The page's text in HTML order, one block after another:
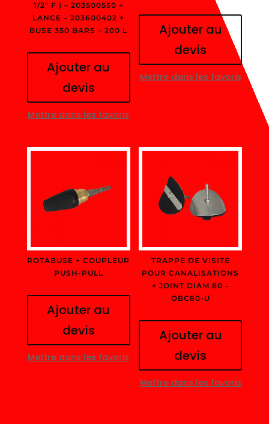
1/2″ F ) – 203500550 +
LANCE – 203600402 +
BUSE 350 BARS – 200 L
Ajouter au
devis
Mettre dans les favoris
Ajouter au
devis
Mettre dans les favoris
ROTABUSE + COUPLEUR
PUSH-PULL
Ajouter au
devis
Mettre dans les favoris
TRAPPE DE VISITE
POUR CANALISATIONS
+ JOINT DIAM 80 –
OBC80-U
Ajouter au
devis
Mettre dans les favoris